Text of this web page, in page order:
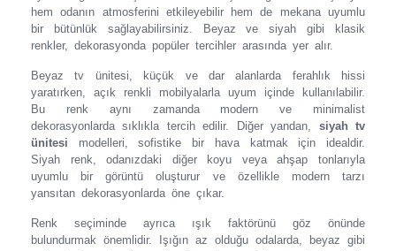
hem odanın atmosferini etkileyebilir hem de mekana uyumlu
bir bütünlük sağlayabilirsiniz. Beyaz ve siyah gibi klasik
renkler, dekorasyonda popüler tercihler arasında yer alır.
Beyaz tv ünitesi, küçük ve dar alanlarda ferahlık hissi
yaratırken, açık renkli mobilyalarla uyum içinde kullanılabilir.
Bu renk aynı zamanda modern ve minimalist
dekorasyonlarda sıklıkla tercih edilir. Diğer yandan, siyah tv
ünitesi modelleri, sofistike bir hava katmak için idealdir.
Siyah renk, odanızdaki diğer koyu veya ahşap tonlarıyla
uyumlu bir görüntü oluşturur ve özellikle modern tarzı
yansıtan dekorasyonlarda öne çıkar.
Renk seçiminde ayrıca ışık faktörünü göz önünde
bulundurmak önemlidir. Işığın az olduğu odalarda, beyaz gibi